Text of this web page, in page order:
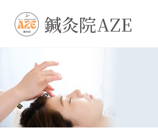
鍼灸院AZE